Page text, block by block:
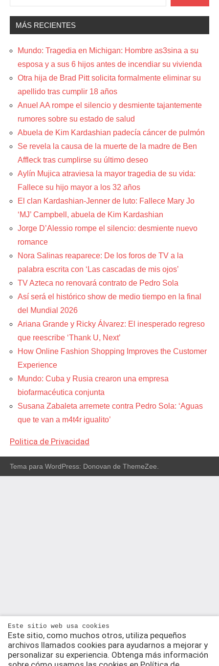
MÁS RECIENTES
Mundo: Tragedia en Michigan: Hombre as3sina a su
esposa y a sus 6 hijos antes de incendiar su vivienda
Otra hija de Brad Pitt solicita formalmente eliminar su
apellido tras cumplir 18 años
Anuel AA rompe el silencio y desmiente tajantemente
rumores sobre su estado de salud
Abuela de Kim Kardashian padecía cáncer de pulmón
Se revela la causa de la muerte de la madre de Ben
Affleck tras cumplirse su último deseo
Aylín Mujica atraviesa la mayor tragedia de su vida:
Fallece su hijo mayor a los 32 años
El clan Kardashian-Jenner de luto: Fallece Mary Jo
‘MJ’ Campbell, abuela de Kim Kardashian
Jorge D’Alessio rompe el silencio: desmiente nuevo
romance
Nora Salinas reaparece: De los foros de TV a la
palabra escrita con ‘Las cascadas de mis ojos’
TV Azteca no renovará contrato de Pedro Sola
Así será el histórico show de medio tiempo en la final
del Mundial 2026
Ariana Grande y Ricky Álvarez: El inesperado regreso
que reescribe ‘Thank U, Next’
How Online Fashion Shopping Improves the Customer
Experience
Mundo: Cuba y Rusia crearon una empresa
biofarmacéutica conjunta
Susana Zabaleta arremete contra Pedro Sola: ‘Aguas
que te van a m4t4r igualito’
Politica de Privacidad
Tema para WordPress: Donovan de ThemeZee.
Este sitio web usa cookies
Este sitio, como muchos otros, utiliza pequeños
archivos llamados cookies para ayudarnos a mejorar y
personalizar su experiencia. Obtenga más información